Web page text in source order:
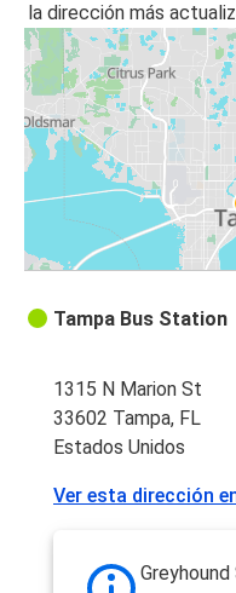
Atlanta, GA
Tampa, FL
Tampa, FL
Sarasota,
Sarasota,
Tampa, FL
Tampa, FL
Tampa, FL
St.
Tampa, FL
West
la dirección más
Tampa Bus Station
1315 N Marion St
33602 Tampa, FL
Estados Unidos
Ver esta dirección